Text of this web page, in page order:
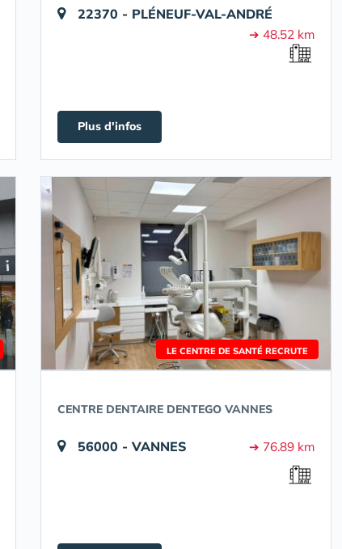
22370 - PLÉNEUF-VAL-ANDRÉ
➔ 48.52 km
Plus d'infos
LE CENTRE DE SANTÉ RECRUTE
CENTRE DENTAIRE DENTEGO VANNES
56000 - VANNES ➔ 76.89 km